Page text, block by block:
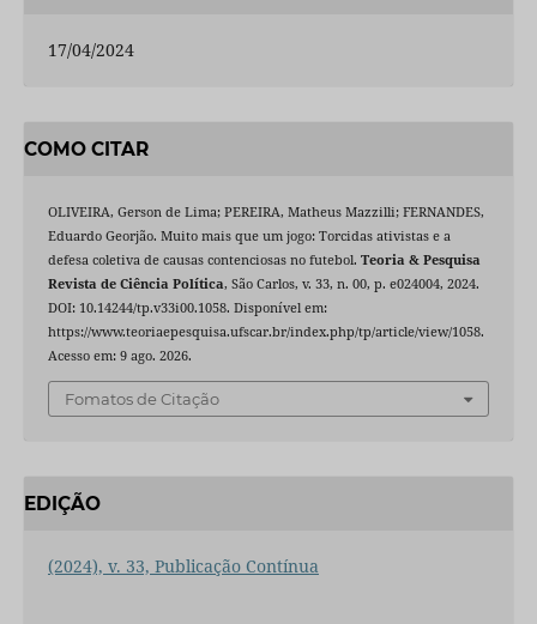
17/04/2024
COMO CITAR
OLIVEIRA, Gerson de Lima; PEREIRA, Matheus Mazzilli; FERNANDES,
Eduardo Georjão. Muito mais que um jogo: Torcidas ativistas e a
defesa coletiva de causas contenciosas no futebol. Teoria & Pesquisa
Revista de Ciência Política, São Carlos, v. 33, n. 00, p. e024004, 2024.
DOI: 10.14244/tp.v33i00.1058. Disponível em:
https://www.teoriaepesquisa.ufscar.br/index.php/tp/article/view/1058.
Acesso em: 9 ago. 2026.
Fomatos de Citação
EDIÇÃO
(2024), v. 33, Publicação Contínua